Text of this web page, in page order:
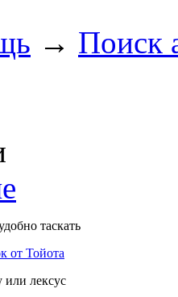
→ Поиск
таскать
от Тойота
лексус